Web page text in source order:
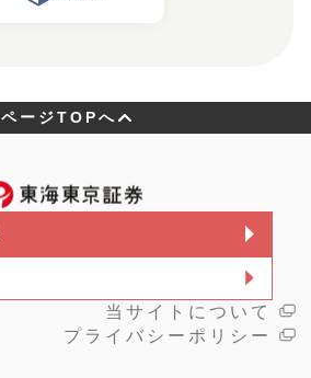
ページTOPへ
当サイトについて
プライバシーポリシー